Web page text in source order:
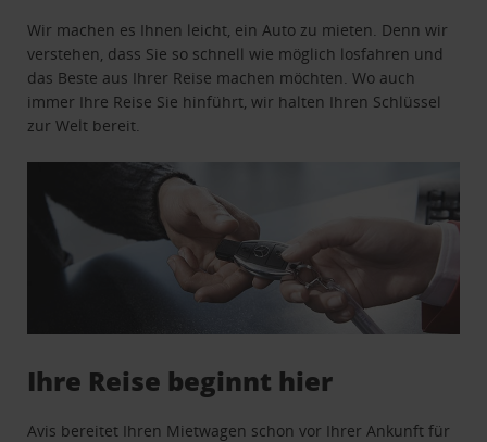
Wir machen es Ihnen leicht, ein Auto zu mieten. Denn wir
verstehen, dass Sie so schnell wie möglich losfahren und
das Beste aus Ihrer Reise machen möchten. Wo auch
immer Ihre Reise Sie hinführt, wir halten Ihren Schlüssel
zur Welt bereit.
Ihre Reise beginnt hier
Avis bereitet Ihren Mietwagen schon vor Ihrer Ankunft für